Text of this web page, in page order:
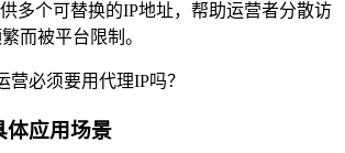
多个可替换的IP地址，帮助运营者分散访
而被平台限制。
体应用场景